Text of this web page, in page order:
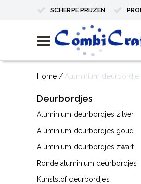
SCHERPE PRIJZEN
Home / Aluminium deurbordje
Deurbordjes
Aluminium deurbordjes zilver
Aluminium deurbordjes goud
Aluminium deurbordjes zwart
Ronde aluminium deurbordjes
Kunststof deurbordjes